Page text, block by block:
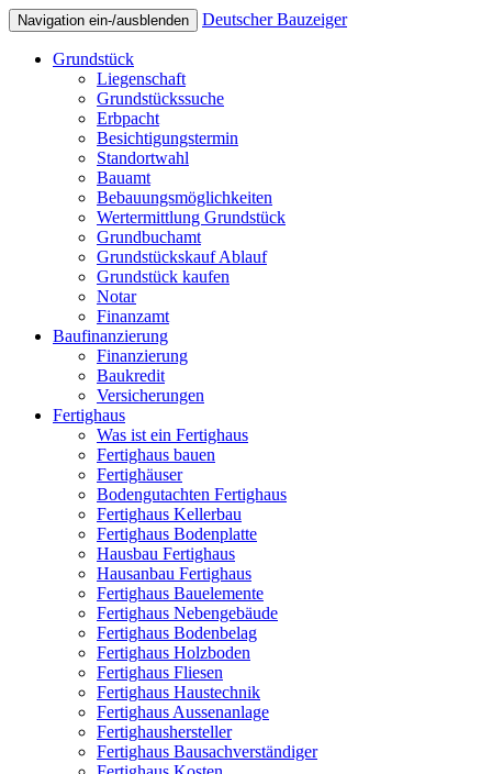
Navigation ein-/ausblenden Deutscher Bauzeiger
Grundstück
Liegenschaft
Grundstückssuche
Erbpacht
Besichtigungstermin
Standortwahl
Bauamt
Bebauungsmöglichkeiten
Wertermittlung Grundstück
Grundbuchamt
Grundstückskauf Ablauf
Grundstück kaufen
Notar
Finanzamt
Baufinanzierung
Finanzierung
Baukredit
Versicherungen
Fertighaus
Was ist ein Fertighaus
Fertighaus bauen
Fertighäuser
Bodengutachten Fertighaus
Fertighaus Kellerbau
Fertighaus Bodenplatte
Hausbau Fertighaus
Hausanbau Fertighaus
Fertighaus Bauelemente
Fertighaus Nebengebäude
Fertighaus Bodenbelag
Fertighaus Holzboden
Fertighaus Fliesen
Fertighaus Haustechnik
Fertighaus Aussenanlage
Fertighaushersteller
Fertighaus Bausachverständiger